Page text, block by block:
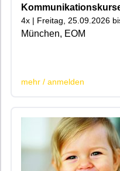
4x | Freitag, 25.09.2026
München, EOM
mehr / anmelden